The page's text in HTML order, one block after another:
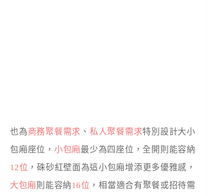
也為商務聚餐需求 、 私人聚餐需求特別設計大小
包廂座位， 小包廂最少為四座位，全開則能容納
12位 ，硃砂紅壁面為這小包廂增添更多優雅感，
大包廂則能容納16位 ，相當適合有聚餐或招待需